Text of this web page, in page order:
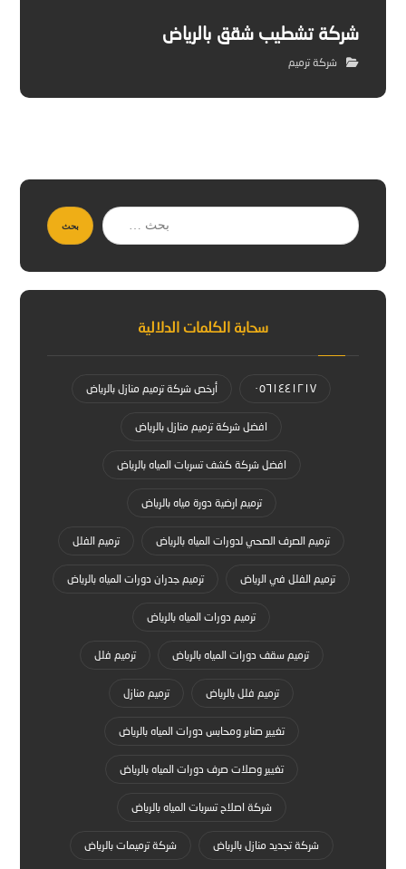
شركة تشطيب شقق بالرياض
شركة ترميم
بحث
سحابة الكلمات الدلالية
٠٥٦١٤٤١٢١٧ أرخص شركة ترميم منازل بالرياض
افضل شركة ترميم منازل بالرياض
افضل شركة كشف تسربات المياه بالرياض
ترميم ارضية دورة مياه بالرياض
ترميم الصرف الصحي لدورات المياه بالرياض ترميم الفلل
ترميم الفلل في الرياض ترميم جدران دورات المياه بالرياض
ترميم دورات المياه بالرياض
ترميم سقف دورات المياه بالرياض ترميم فلل
ترميم فلل بالرياض ترميم منازل
تغيير صنابر ومحابس دورات المياه بالرياض
تغيير وصلات صرف دورات المياه بالرياض
شركة اصلاح تسربات المياه بالرياض
شركة تجديد منازل بالرياض شركة ترميمات بالرياض